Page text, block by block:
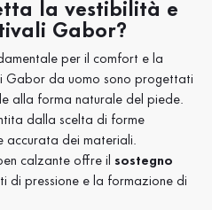
la vestibilità e
Gabor?
per il comfort e la
Gabor da uomo sono progettati
alla forma naturale del piede.
dalla scelta di forme
accurata dei materiali.
calzante offre il sostegno
di pressione e la formazione di